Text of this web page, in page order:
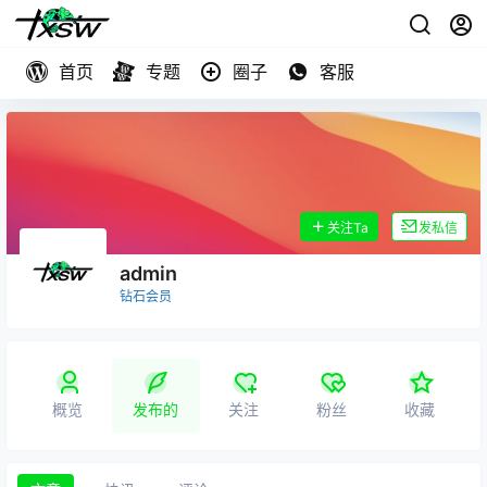
首页 专题 圈子 客服
admin
钻石会员
关注Ta 发私信
概览 发布的 关注 粉丝 收藏